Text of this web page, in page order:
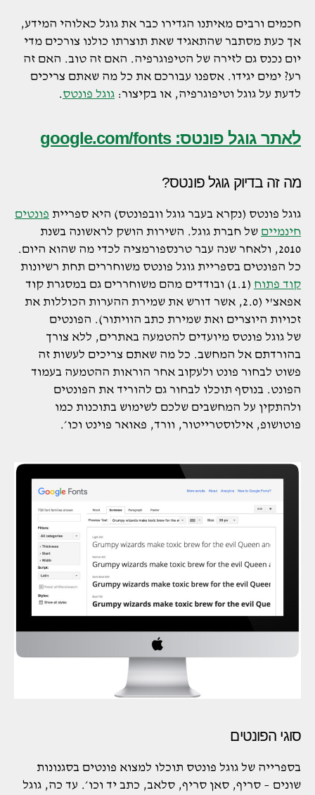
חכמים ורבים מאיתנו הגדירו כבר את גוגל כאלוהי המידע,
אך כעת מסתבר שהתאגיד שאת תוצרתו כולנו צורכים מדי
יום נכנס גם לזירה של הטיפוגרפיה. האם זה טוב. האם זה
רע? ימים יגידו. אספנו עבורכם את כל מה שאתם צריכים
לדעת על גוגל וטיפוגרפיה, או בקיצור: גוגל פונטס.
לאתר גוגל פונטס: google.com/fonts
מה זה בדיוק גוגל פונטס?
גוגל פונטס (נקרא בעבר גוגל וובפונטס) היא ספריית פונטים
חינמיים של חברת גוגל. השירות הושק לראשונה בשנת
2010, ולאחר שנה עבר טרנספורמציה לכדי מה שהוא היום.
כל הפונטים בספריית גוגל פונטס משוחררים תחת רשיונות
קוד פתוח
(1.1) ובודדים מהם משוחררים גם במסגרת קוד
אפאצ'י (2.0, אשר
דורש את שמירת ההערות הכוללות את
זכויות היוצרים ואת שמירת כתב הוויתור). הפונטים
של גוגל פונטס מיועדים להטמעה באתרים, ללא צורך
בהורדתם אל המחשב. כל מה שאתם צריכים לעשות זה
פשוט לבחור פונט ולעקוב אחר הוראות ההטמעה בעמוד
הפונט. בנוסף תוכלו לבחור גם להוריד את הפונטים
ולהתקין על המחשבים שלכם לשימוש בתוכנות כמו
פוטושופ, אילוסטרייטור, וורד, פאואר פוינט וכו׳.
סוגי הפונטים
בספרייה של גוגל פונטס תוכלו למצוא פונטים בסגנונות
שונים – סריף, סאן סריף, סלאב, כתב יד וכו׳. עד כה, גוגל